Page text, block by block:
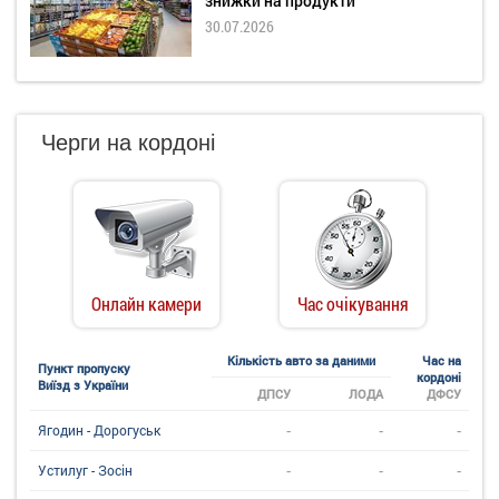
30.07.2026
Черги на кордоні
Онлайн камери Час очікування
Пункт пропуску
Виїзд з України
Кількість авто за даними
Час на
кордоні
ДФСУ
ДПСУ ЛОДА
Ягодин - Дорогуськ - - -
Устилуг - Зосін - - -